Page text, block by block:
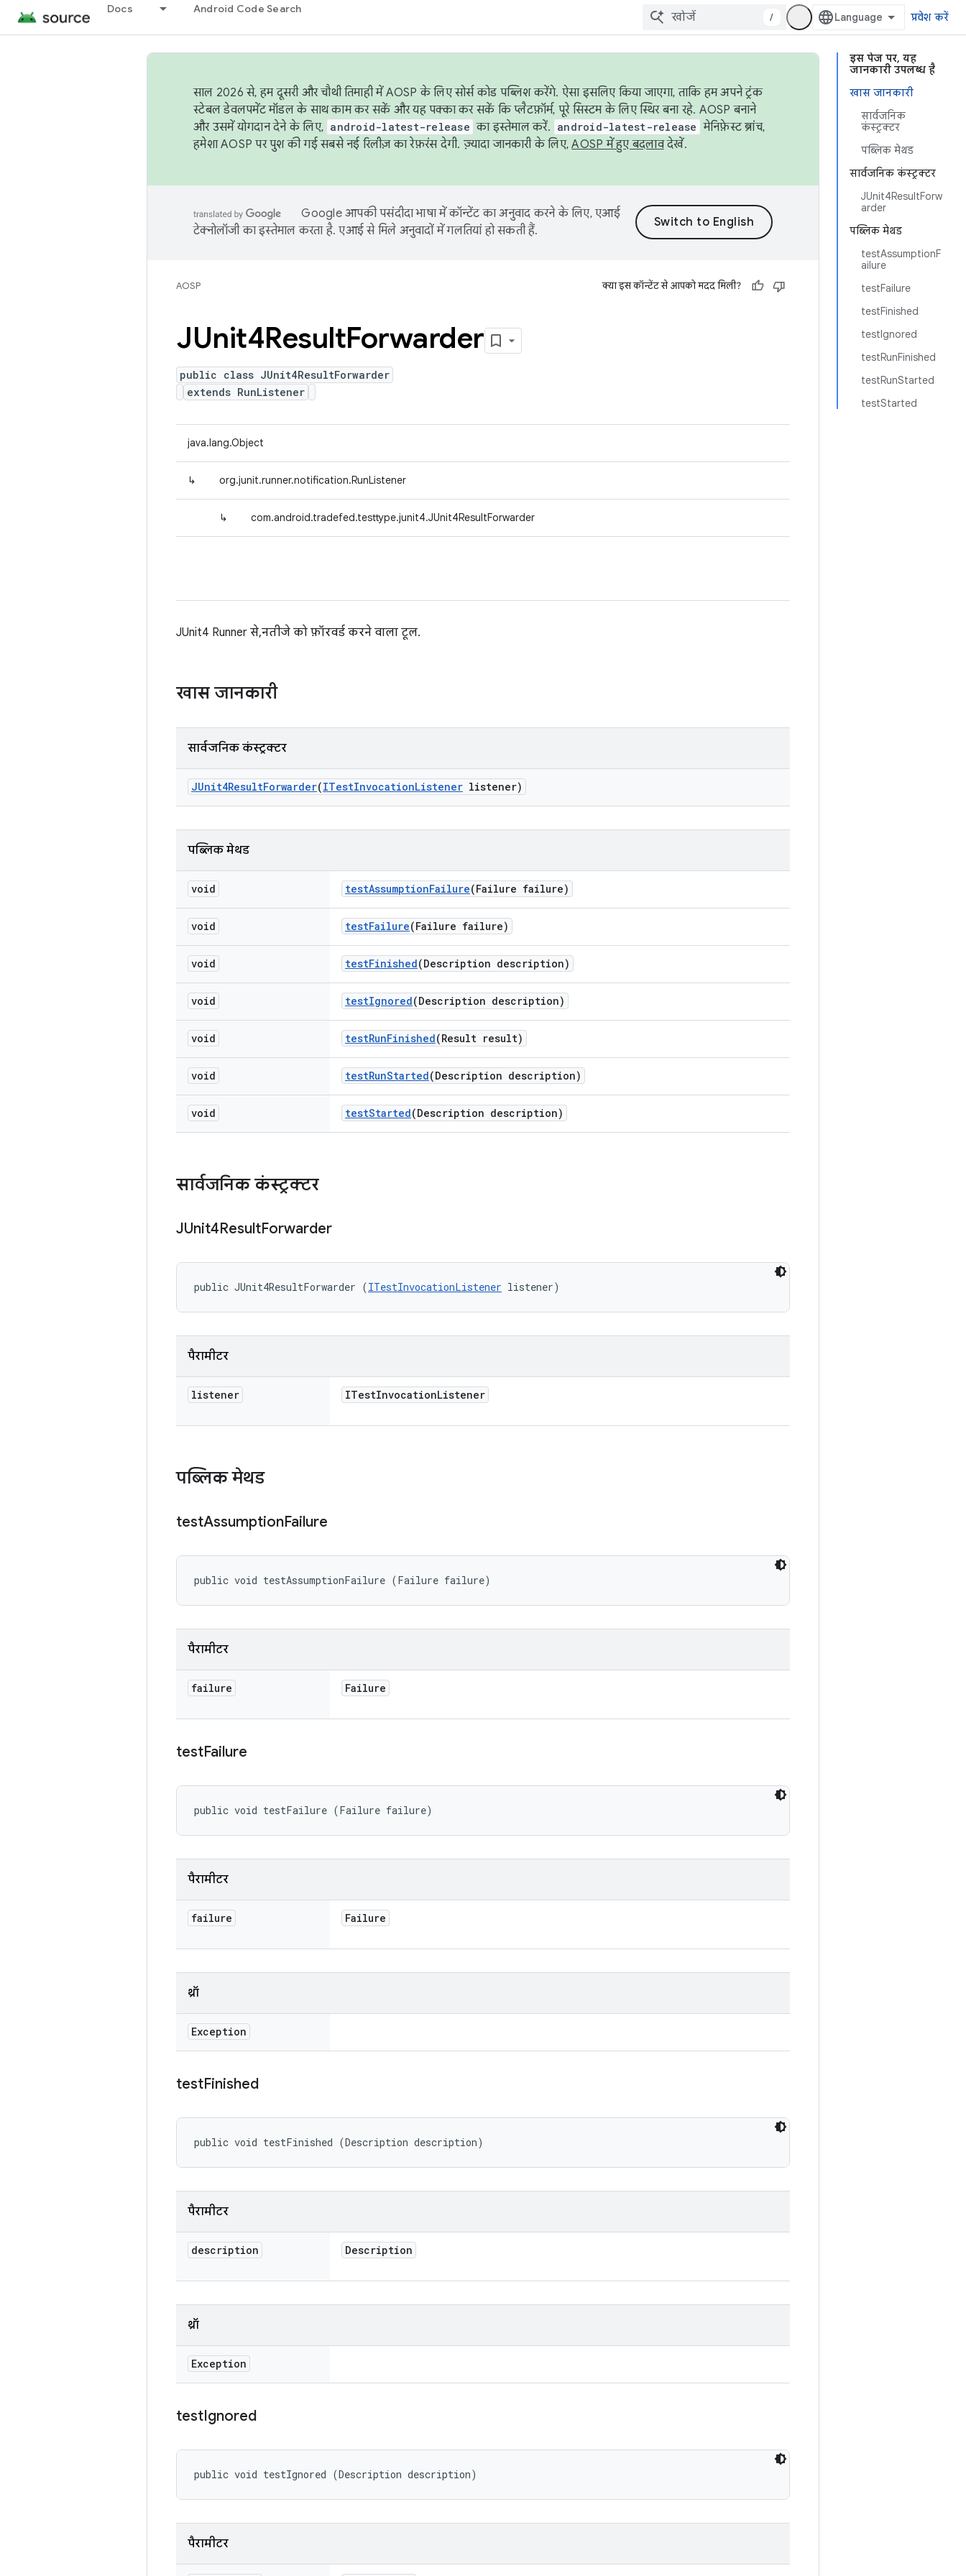
Docs Android Code Search
/ प्रवेश करें
इस पेज पर, यह
जानकारी उपलब्ध है
खास जानकारी
सार्वजनिक
कंस्ट्रक्टर
पब्लिक मेथड
सार्वजनिक कंस्ट्रक्टर
JUnit4ResultForw
arder
पब्लिक मेथड
testAssumptionF
ailure
testFailure
testFinished
testIgnored
testRunFinished
testRunStarted
testStarted
साल 2026 से, हम दूसरी और चौथी तिमाही में AOSP के लिए सोर्स कोड पब्लिश करेंगे. ऐसा इसलिए किया जाएगा, ताकि हम अपने ट्रंक
स्टेबल डेवलपमेंट मॉडल के साथ काम कर सकें और यह पक्का कर सकें कि प्लैटफ़ॉर्म, पूरे सिस्टम के लिए स्थिर बना रहे. AOSP बनाने
और उसमें योगदान देने के लिए, android-latest-release का इस्तेमाल करें. android-latest-release मेनिफ़ेस्ट ब्रांच,
हमेशा AOSP पर पुश की गई सबसे नई रिलीज़ का रेफ़रंस देगी. ज़्यादा जानकारी के लिए,AOSP में हुए बदलावदेखें.
Google आपकी पसंदीदा भाषा में कॉन्टेंट का अनुवाद करने के लिए, एआई
टेक्नोलॉजी का इस्तेमाल करता है. एआई से मिले अनुवादों में गलतियां हो सकती हैं.
AOSP क्या इस कॉन्टेंट से आपको मदद मिली?
JUnit4ResultForwarder
public class JUnit4ResultForwarder
extends RunListener
java.lang.Object
↳ org.junit.runner.notification.RunListener
↳ com.android.tradefed.testtype.junit4.JUnit4ResultForwarder
JUnit4 Runner से, नतीजे को फ़ॉरवर्ड करने वाला टूल.
खास जानकारी
सार्वजनिक कंस्ट्रक्टर
JUnit4ResultForwarder(ITestInvocationListener listener)
पब्लिक मेथड
void testAssumptionFailure(Failure failure)
void testFailure(Failure failure)
void testFinished(Description description)
void testIgnored(Description description)
void testRunFinished(Result result)
void testRunStarted(Description description)
void testStarted(Description description)
सार्वजनिक कंस्ट्रक्टर
JUnit4ResultForwarder
public JUnit4ResultForwarder (ITestInvocationListener listener)
पैरामीटर
listener ITestInvocationListener
पब्लिक मेथड
testAssumptionFailure
public void testAssumptionFailure (Failure failure)
पैरामीटर
failure Failure
testFailure
public void testFailure (Failure failure)
पैरामीटर
failure Failure
थ्रॉ
Exception
testFinished
public void testFinished (Description description)
पैरामीटर
description Description
थ्रॉ
Exception
testIgnored
public void testIgnored (Description description)
पैरामीटर